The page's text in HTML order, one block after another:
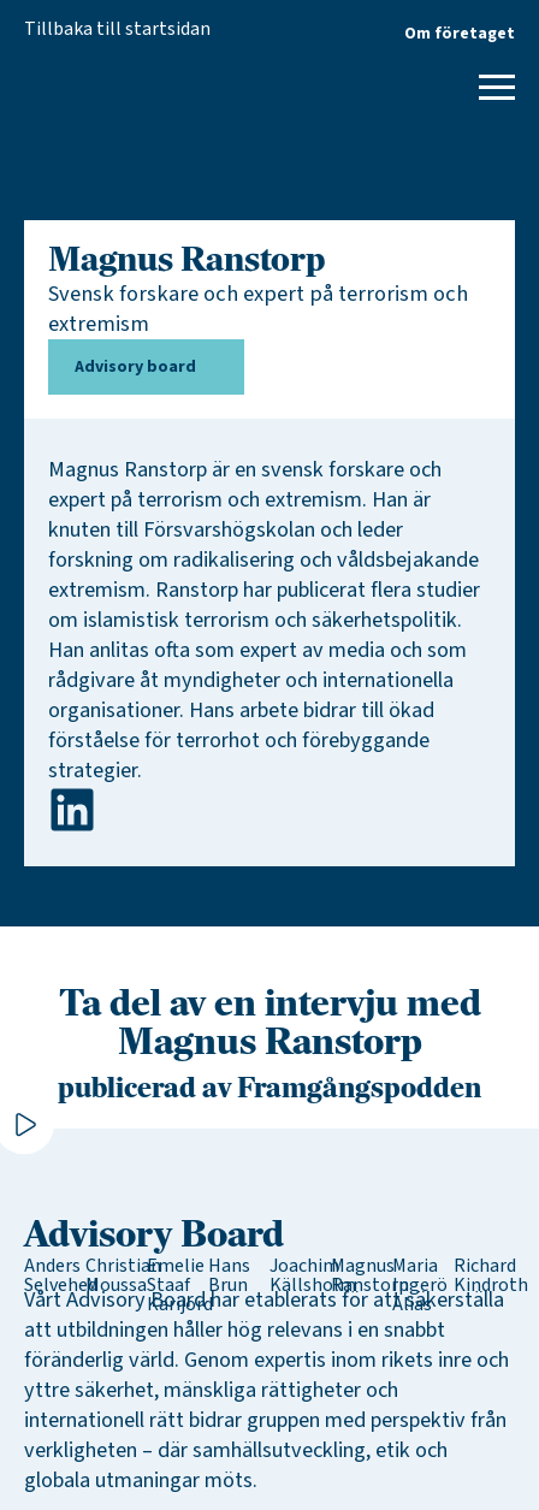
Tillbaka till startsidan Om företaget
Magnus Ranstorp
Svensk forskare och expert på terrorism och
extremism
Advisory board
Magnus Ranstorp är en svensk forskare och
expert på terrorism och extremism. Han är
knuten till Försvarshögskolan och leder
forskning om radikalisering och våldsbejakande
extremism. Ranstorp har publicerat flera studier
om islamistisk terrorism och säkerhetspolitik.
Han anlitas ofta som expert av media och som
rådgivare åt myndigheter och internationella
organisationer. Hans arbete bidrar till ökad
förståelse för terrorhot och förebyggande
strategier.
Ta del av en intervju med
Magnus Ranstorp
publicerad av Framgångspodden
Advisory Board
Anders
Selvehed
Christian
Moussa
Emelie
Staaf
Karijord
Hans
Brun
Joachim
Källsholm
Magnus
Ranstorp
Maria
Ingerö
Alias
Richard
Kindroth
Vårt Advisory Board har etablerats för att säkerställa
att utbildningen håller hög relevans i en snabbt
föränderlig värld. Genom expertis inom rikets inre och
yttre säkerhet, mänskliga rättigheter och
internationell rätt bidrar gruppen med perspektiv från
verkligheten – där samhällsutveckling, etik och
globala utmaningar möts.